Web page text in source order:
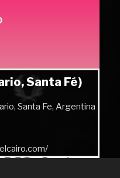
Santa Fé)
Santa Fe, Argentina